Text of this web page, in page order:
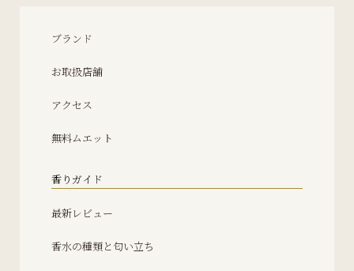
ブランド
お取扱店舗
アクセス
無料ムエット
香りガイド
最新レビュー
香水の種類と匂い立ち